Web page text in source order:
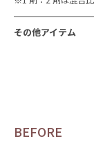
その他アイテム
BEFORE